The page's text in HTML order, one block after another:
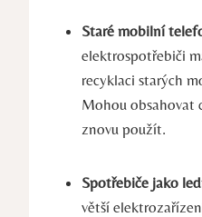
Staré mobilní
elektrospotřebiči
recyklaci starých
Mohou obsahovat
znovu použít.
Spotřebiče jako
větší